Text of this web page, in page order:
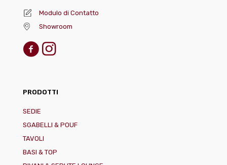
Modulo di Contatto
Showroom
PRODOTTI
SEDIE
SGABELLI & POUF
TAVOLI
BASI & TOP